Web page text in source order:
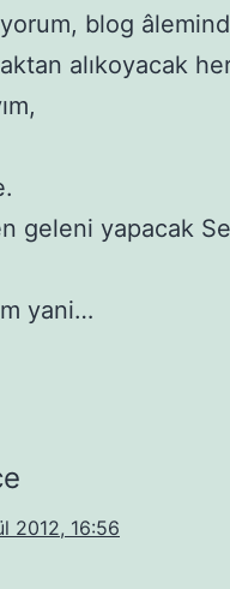
blog
alıkoyacak
geleni yapacak
yani…
2012, 16:56